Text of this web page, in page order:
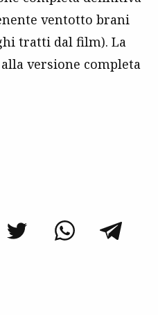
ventotto brani
tratti dal film). La
versione completa